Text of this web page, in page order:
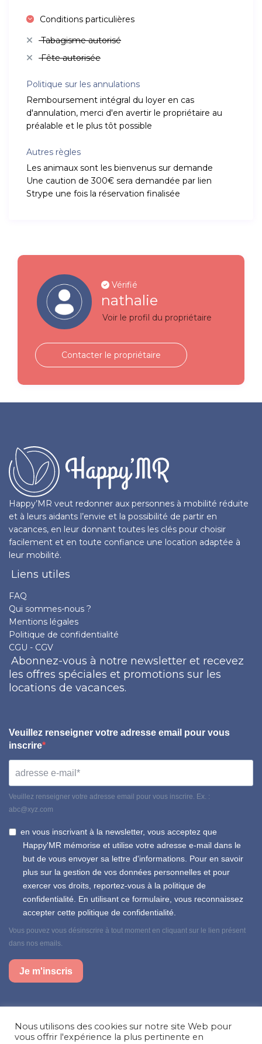
Conditions particulières
Tabagisme autorisé
Fête autorisée
Politique sur les annulations
Remboursement intégral du loyer en cas
d'annulation, merci d'en avertir le propriétaire au
préalable et le plus tôt possible
Autres règles
Les animaux sont les bienvenus sur demande
Une caution de 300€ sera demandée par lien
Strype une fois la réservation finalisée
Vérifié
nathalie
Voir le profil du propriétaire
Contacter le propriétaire
Happy’MR veut redonner aux personnes à mobilité réduite
et à leurs aidants l’envie et la possibilité de partir en
vacances, en leur donnant toutes les clés pour choisir
facilement et en toute confiance une location adaptée à
leur mobilité.
Liens utiles
FAQ
Qui sommes-nous ?
Mentions légales
Politique de confidentialité
CGU - CGV
Abonnez-vous à notre newsletter et recevez
les offres spéciales et promotions sur les
locations de vacances.
Veuillez renseigner votre adresse email pour vous
inscrire
Veuillez renseigner votre adresse email pour vous inscrire. Ex. :
abc@xyz.com
en vous inscrivant à la newsletter, vous acceptez que
Happy'MR mémorise et utilise votre adresse e-mail dans le
but de vous envoyer sa lettre d'informations. Pour en savoir
plus sur la gestion de vos données personnelles et pour
exercer vos droits, reportez-vous à la politique de
confidentialité. En utilisant ce formulaire, vous reconnaissez
accepter cette politique de confidentialité.
Vous pouvez vous désinscrire à tout moment en cliquant sur le lien présent
dans nos emails.
Je m'inscris
Facebook
Instagram
LinkedIn
Nous utilisons des cookies sur notre site Web pour
vous offrir l'expérience la plus pertinente en